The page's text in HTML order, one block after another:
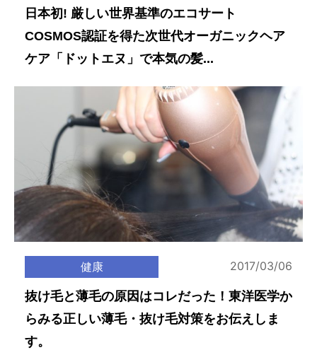
日本初! 厳しい世界基準のエコサート
COSMOS認証を得た次世代オーガニックヘア
ケア「ドットエヌ」で本気の髪...
健康 2017/03/06
抜け毛と薄毛の原因はコレだった！東洋医学か
らみる正しい薄毛・抜け毛対策をお伝えしま
す。